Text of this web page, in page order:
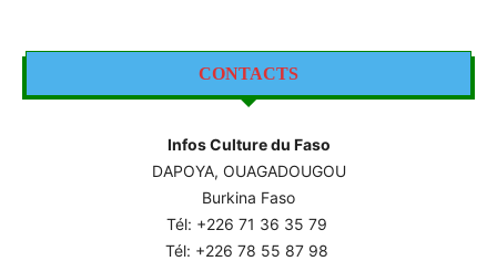
CONTACTS
Infos Culture du Faso
DAPOYA, OUAGADOUGOU
Burkina Faso
Tél: +226 71 36 35 79
Tél: +226 78 55 87 98